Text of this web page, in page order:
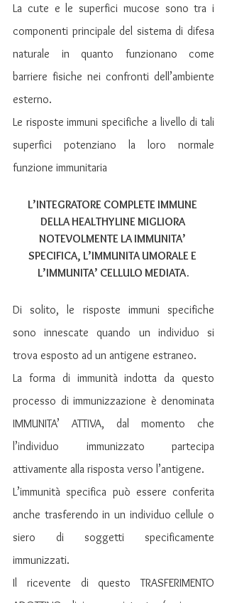
La cute e le superfici mucose sono tra i
componenti principale del sistema di difesa
naturale in quanto funzionano come
barriere fisiche nei confronti dell’ambiente
esterno.
Le risposte immuni specifiche a livello di tali
superfici potenziano la loro normale
funzione immunitaria
L’INTEGRATORE COMPLETE IMMUNE
DELLA HEALTHYLINE MIGLIORA
NOTEVOLMENTE LA IMMUNITA’
SPECIFICA, L’IMMUNITA UMORALE E
L’IMMUNITA’ CELLULO MEDIATA.
Di solito, le risposte immuni specifiche
sono innescate quando un individuo si
trova esposto ad un antigene estraneo.
La forma di immunità indotta da questo
processo di immunizzazione è denominata
IMMUNITA’ ATTIVA, dal momento che
l’individuo immunizzato partecipa
attivamente alla risposta verso l’antigene.
L’immunità specifica può essere conferita
anche trasferendo in un individuo cellule o
siero di soggetti specificamente
immunizzati.
Il ricevente di questo TRASFERIMENTO